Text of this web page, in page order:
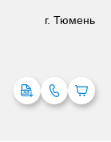
г. Тюмень